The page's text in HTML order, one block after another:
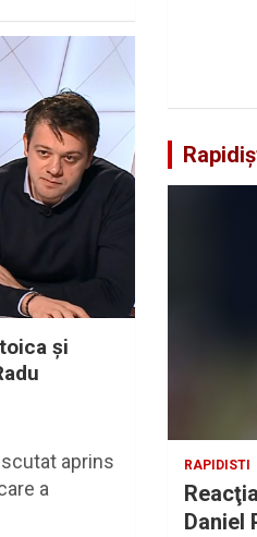
și
aprins
a
RAPIDISTI
Daniel